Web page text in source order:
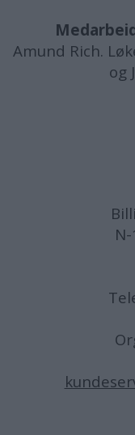
Amund Rich.
og